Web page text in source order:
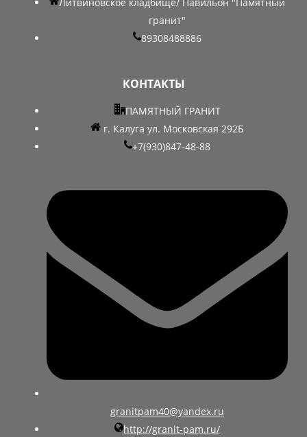
Литвиновское кладбище/ Павильон "Памятный
гранит"
89308488886
КОНТАКТЫ
ПАМЯТНЫЙ ГРАНИТ
г. Калуга ул. Московская 292Б
+7(930)847-48-88
granitpam40@yandex.ru
http://granit-pam.ru/